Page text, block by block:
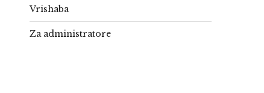
Vrishaba
Za administratore